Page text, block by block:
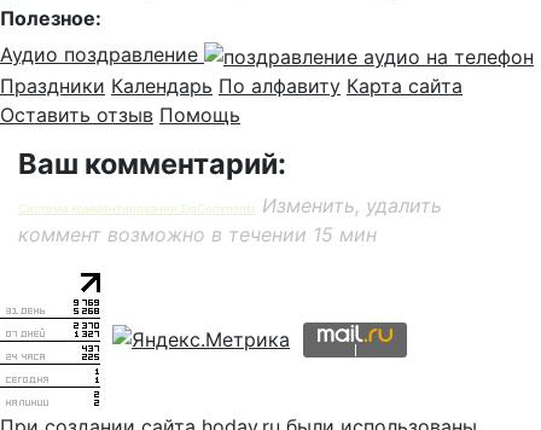
Полезное:
Аудио поздравление
Праздники Календарь По алфавиту Карта сайта
Оставить отзыв Помощь
Ваш комментарий:
Система комментирования SigComments
Изменить, удалить
коммент возможно в течении 15 мин